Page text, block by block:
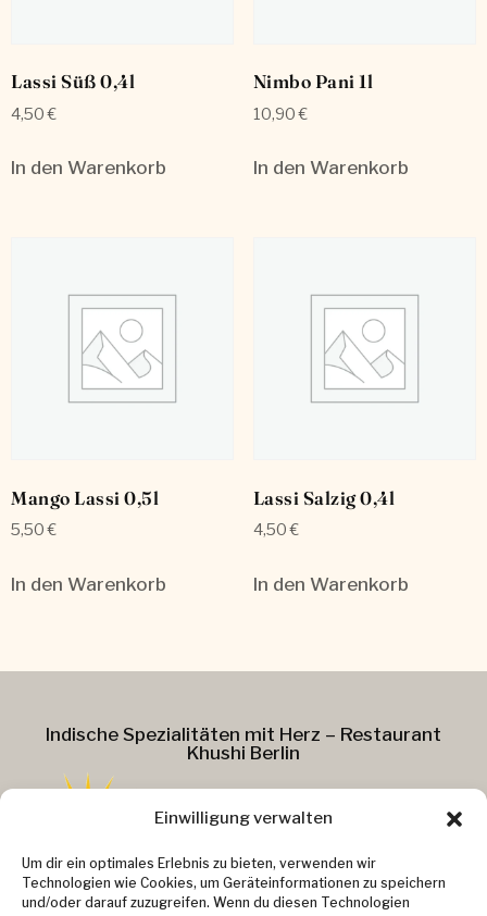
Einwilligung verwalten
Um dir ein optimales Erlebnis zu bieten, verwenden wir
Technologien wie Cookies, um Geräteinformationen zu speichern
und/oder darauf zuzugreifen. Wenn du diesen Technologien
Lassi Süß 0,4l
4,50€
In den Warenkorb
Nimbo Pani 1l
10,90€
In den Warenkorb
Mango Lassi 0,5l
5,50€
In den Warenkorb
Lassi Salzig 0,4l
4,50€
In den Warenkorb
Indische Spezialitäten mit Herz – Restaurant
Khushi Berlin
Addresse :
Kollwitzstr. 37